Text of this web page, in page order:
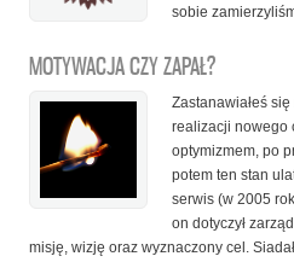
sobie
MOTYWACJA CZY ZAPAŁ?
Zastanawiałeś
realizacji nowego
optymizmem, po
potem ten stan
serwis (w 2005
on dotyczył
misję, wizję oraz wyznaczony cel.